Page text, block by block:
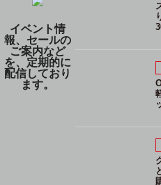
イベント情
報、セールの
ご案内など
を、定期的に
配信しており
ます。